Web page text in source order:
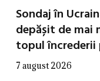
Sondaj în
depășit de mai
topul
7 august 2026